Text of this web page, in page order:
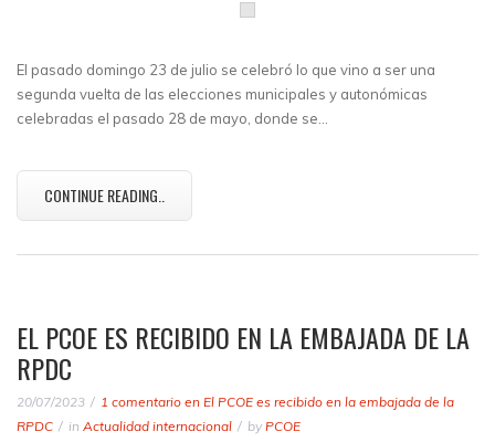
El pasado domingo 23 de julio se celebró lo que vino a ser una
segunda vuelta de las elecciones municipales y autonómicas
celebradas el pasado 28 de mayo, donde se…
CONTINUE READING..
EL PCOE ES RECIBIDO EN LA EMBAJADA DE LA
RPDC
20/07/2023 1 comentario en El PCOE es recibido en la embajada de la
RPDC
in Actualidad internacional by PCOE